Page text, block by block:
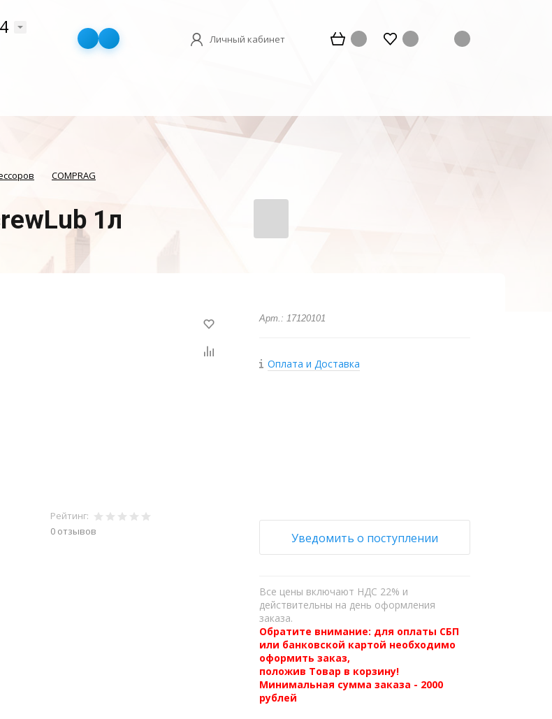
Личный кабинет
COMPRAG
1л
Рейтинг:
0 отзывов
Арт.: 17120101
Оплата и Доставка
Уведомить о поступлении
Все цены включают НДС 22% и
действительны на день оформления
заказа.
Обратите внимание: для оплаты СБП
или банковской картой необходимо
оформить заказ,
положив Товар в корзину!
Минимальная сумма заказа - 2000
рублей